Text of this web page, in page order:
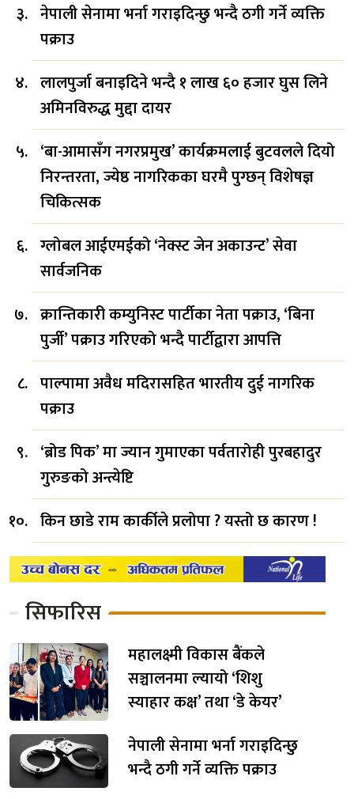
नेपाली सेनामा भर्ना गराइदिन्छु भन्दै ठगी गर्ने व्यक्ति
पक्राउ
लालपुर्जा बनाइदिने भन्दै १ लाख ६० हजार घुस लिने
अमिनविरुद्ध मुद्दा दायर
‘बा-आमासँग नगरप्रमुख’ कार्यक्रमलाई बुटवलले दियो
निरन्तरता, ज्येष्ठ नागरिकका घरमै पुग्छन् विशेषज्ञ
चिकित्सक
ग्लोबल आईएमईको ‘नेक्स्ट जेन अकाउन्ट’ सेवा
सार्वजनिक
क्रान्तिकारी कम्युनिस्ट पार्टीका नेता पक्राउ, ‘बिना
पुर्जी’ पक्राउ गरिएको भन्दै पार्टीद्वारा आपत्ति
पाल्पामा अवैध मदिरासहित भारतीय दुई नागरिक
पक्राउ
‘ब्रोड पिक’ मा ज्यान गुमाएका पर्वतारोही पुरबहादुर
गुरुङको अन्त्येष्टि
किन छाडे राम कार्कीले प्रलोपा ? यस्तो छ कारण !
सिफारिस
महालक्ष्मी विकास बैंकले
सञ्चालनमा ल्यायो ‘शिशु
स्याहार कक्ष’ तथा ‘डे केयर’
नेपाली सेनामा भर्ना गराइदिन्छु
भन्दै ठगी गर्ने व्यक्ति पक्राउ